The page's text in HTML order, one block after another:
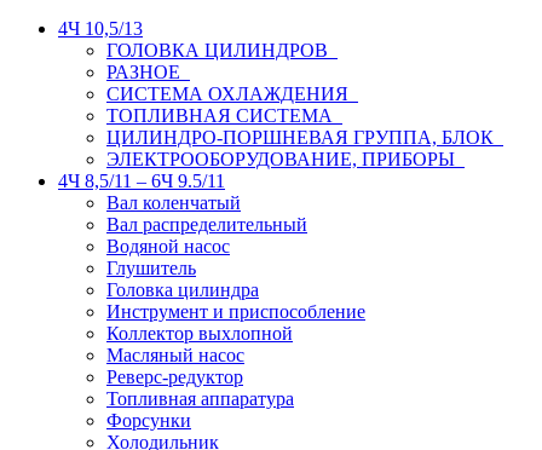
4Ч 10,5/13
ГОЛОВКА ЦИЛИНДРОВ
РАЗНОЕ
СИСТЕМА ОХЛАЖДЕНИЯ
ТОПЛИВНАЯ СИСТЕМА
ЦИЛИНДРО-ПОРШНЕВАЯ ГРУППА, БЛОК
ЭЛЕКТРООБОРУДОВАНИЕ, ПРИБОРЫ
4Ч 8,5/11 – 6Ч 9.5/11
Вал коленчатый
Вал распределительный
Водяной насос
Глушитель
Головка цилиндра
Инструмент и приспособление
Коллектор выхлопной
Масляный насос
Реверс-редуктор
Топливная аппаратура
Форсунки
Холодильник